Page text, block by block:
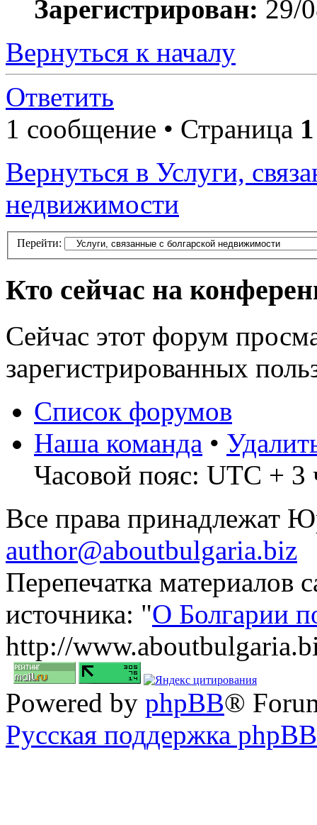
Зарегистрирован: 29/
Вернуться к началу
Ответить
1 сообщение • Страница 1
Вернуться в Услуги,
недвижимости
Перейти:
Кто сейчас на
Сейчас этот форум
зарегистрированных
Список форумов
Наша команда •
Часовой пояс: UTC + 3
Все права принадлежат
author@aboutbulgaria.biz
Перепечатка материалов
источника: "О Болгарии
http://
Powered by phpBB®
Русская поддержка phpBB